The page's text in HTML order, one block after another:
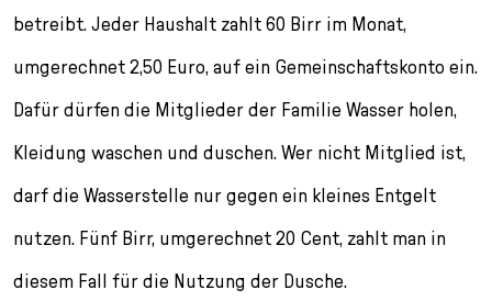
betreibt. Jeder Haushalt zahlt 60 Birr im Monat,
umgerechnet 2,50 Euro, auf ein Gemeinschaftskonto ein.
Dafür dürfen die Mitglieder der Familie Wasser holen,
Kleidung waschen und duschen. Wer nicht Mitglied ist,
darf die Wasserstelle nur gegen ein kleines Entgelt
nutzen. Fünf Birr, umgerechnet 20 Cent, zahlt man in
diesem Fall für die Nutzung der Dusche.